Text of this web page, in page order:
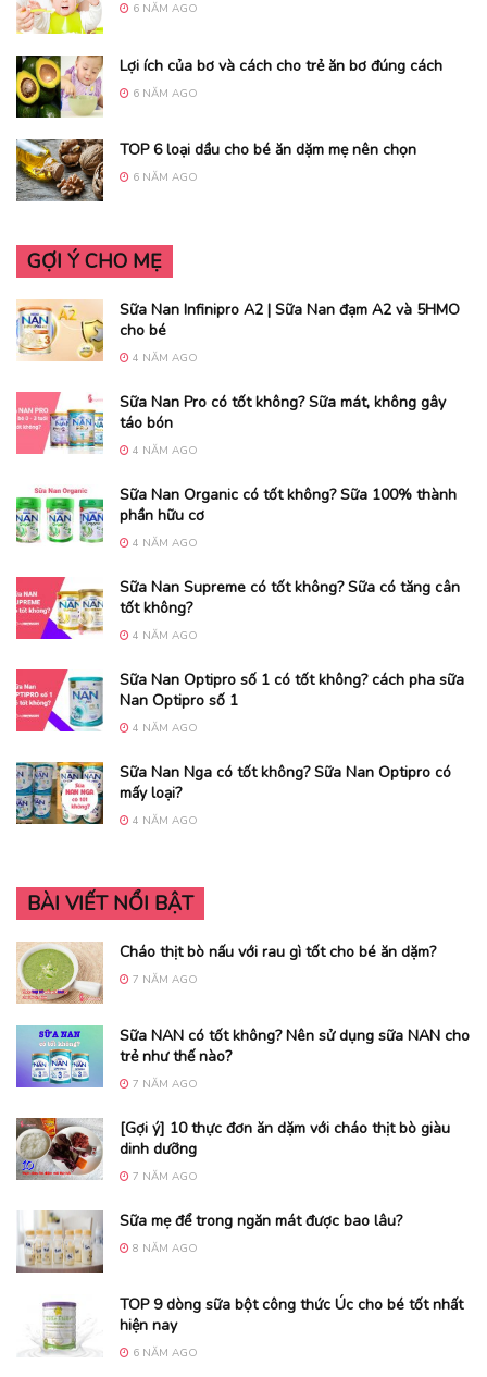
6 NĂM AGO
Lợi ích của bơ và cách cho trẻ ăn bơ đúng cách
6 NĂM AGO
TOP 6 loại dầu cho bé ăn dặm mẹ nên chọn
6 NĂM AGO
GỢI Ý CHO MẸ
Sữa Nan Infinipro A2 | Sữa Nan đạm A2 và 5HMO
cho bé
4 NĂM AGO
Sữa Nan Pro có tốt không? Sữa mát, không gây
táo bón
4 NĂM AGO
Sữa Nan Organic có tốt không? Sữa 100% thành
phần hữu cơ
4 NĂM AGO
Sữa Nan Supreme có tốt không? Sữa có tăng cân
tốt không?
4 NĂM AGO
Sữa Nan Optipro số 1 có tốt không? cách pha sữa
Nan Optipro số 1
4 NĂM AGO
Sữa Nan Nga có tốt không? Sữa Nan Optipro có
mấy loại?
4 NĂM AGO
BÀI VIẾT NỔI BẬT
Cháo thịt bò nấu với rau gì tốt cho bé ăn dặm?
7 NĂM AGO
Sữa NAN có tốt không? Nên sử dụng sữa NAN cho
trẻ như thế nào?
7 NĂM AGO
[Gợi ý] 10 thực đơn ăn dặm với cháo thịt bò giàu
dinh dưỡng
7 NĂM AGO
Sữa mẹ để trong ngăn mát được bao lâu?
8 NĂM AGO
TOP 9 dòng sữa bột công thức Úc cho bé tốt nhất
hiện nay
6 NĂM AGO